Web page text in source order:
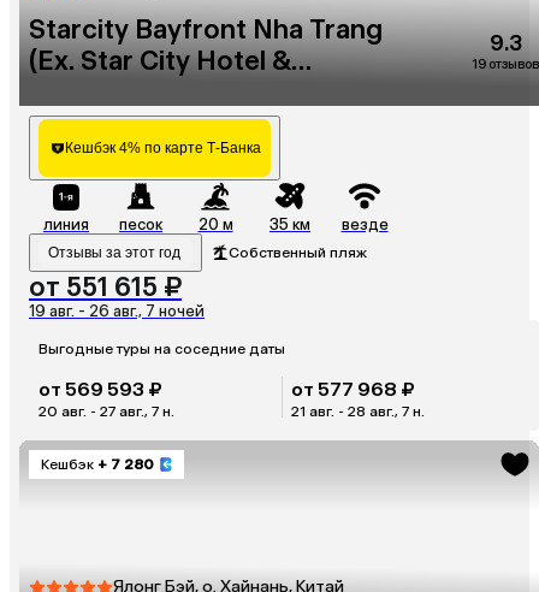
Starcity Bayfront Nha Trang
(Ex. Star City Hotel &
Trang)
9.3
19 отзывов
Кешбэк 4% по карте Т-Банка
линия песок 20 м 35 км везде
Отзывы за этот год Собственный пляж
от 551 615 ₽
19 авг. - 26 авг., 7 ночей
Выгодные туры на соседние даты
от 569 593 ₽
20 авг. - 27 авг., 7 н.
от 577 968 ₽
21 авг. - 28 авг., 7 н.
Кешбэк + 7 280
Ялонг Бэй, о. Хайнань, Китай